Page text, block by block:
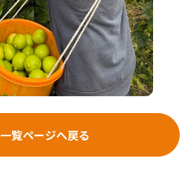
一覧ページへ戻る